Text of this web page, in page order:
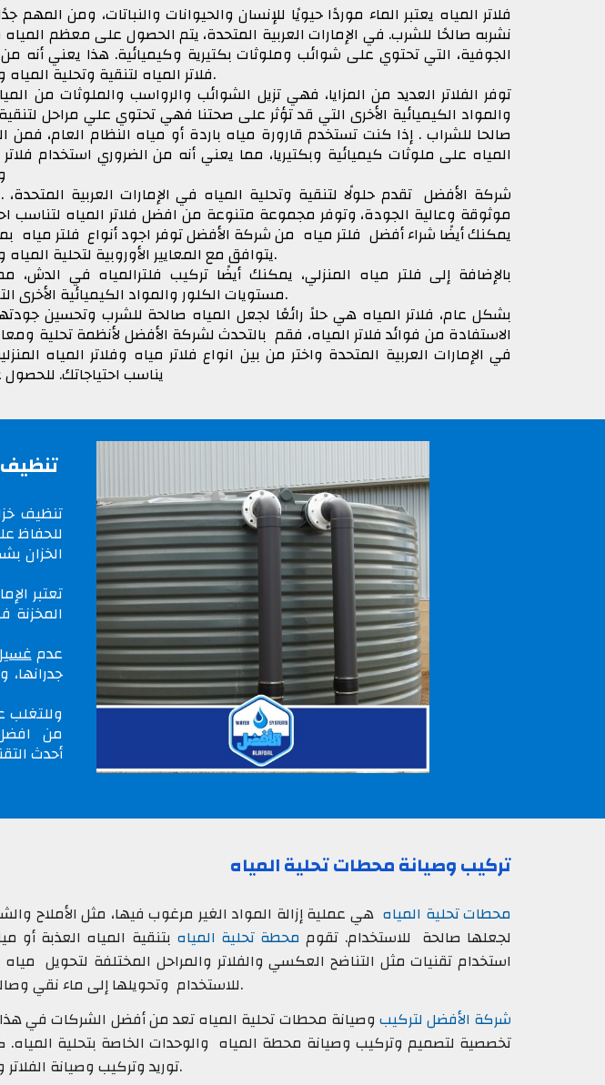
فلاتر المياه يعتبر الماء موردًا حيويًا للإنسان والحيوانات والنباتات، ومن المهم
نشربه صالحًا للشرب. في الإمارات العربية المتحدة، يتم الحصول على معظم المياه
الجوفية، التي تحتوي على شوائب وملوثات بكتيرية وكيميائية. هذا يعني أنه
فلاتر المياهلتنقية وتحلية المياه وجعلها صالحة للشرب.
توفر الفلاتر العديد من المزايا، فهي تزيل الشوائب والرواسب والملوثات من
والمواد الكيميائية الأخرى التي قد تؤثر على صحتنا فهي تحتوي علي مراحل
صالحا للشراب . إذا كنت تستخدم قارورة مياه باردة أو مياه النظام العام، فمن
المياه على ملوثات كيميائية وبكتيريا، مما يعني أنه من الضروري استخدام
شركة الأفضل تقدم حلولًا لتنقية وتحلية المياه في الإمارات العربية
موثوقة وعالية الجودة، وتوفر مجموعة متنوعة منافضل فلاتر المياه لتناسب
يمكنك أيضًا شراء أفضل فلتر مياه من شركة الأفضل توفر اجود أنواع فلتر مياه
يتوافق مع المعايير الأوروبية لتحلية المياه وجعلها صالحة للشرب.
بالإضافة إلى فلتر مياه المنزلي، يمكنك أيضًا تركيب فلترالمياه في الدش،
مستويات الكلور والمواد الكيميائية الأخرى التي قد تؤثر على صحتنا.
بشكل عام، فلاتر المياه هي حلاً رائعًا لجعل المياه صالحة للشرب وتحسين
الاستفادة من فوائد فلاتر المياه، فقم بالتحدث لشركة الأفضل لأنظمة تحلية
في الإمارات العربية المتحدة واختر من بين انواع فلاتر مياه وفلاتر المياه
يناسب احتياجاتك.
تنظيف
تنظيف
للحفاظ
الخزان
تعتبر
المخزنة
عدم
وللتغلب
من افضل
أحدث
تركيب وصيانة محطات تحلية المياه
محطات تحلية المياه هي عملية إزالة المواد الغير مرغوب فيها، مثل الأملاح
لجعلها صالحة للاستخدام. تقوم محطة تحلية المياه بتنقية المياه العذبة أو
استخدام تقنيات مثل التناضح العكسي والفلاتر والمراحل المختلفة لتحويل مياه
للاستخدام وتحويلها إلى ماء نقي وصالح للشرب والاستخدام العام.
شركة الأفضل لتركيب وصيانة محطات تحلية المياه تعد من أفضل الشركات في
تخصصية لتصميم وتركيب وصيانة محطة المياه والوحدات الخاصة بتحلية
توريد وتركيب وصيانة الفلاتر والمعدات اللازمة للمحطات.